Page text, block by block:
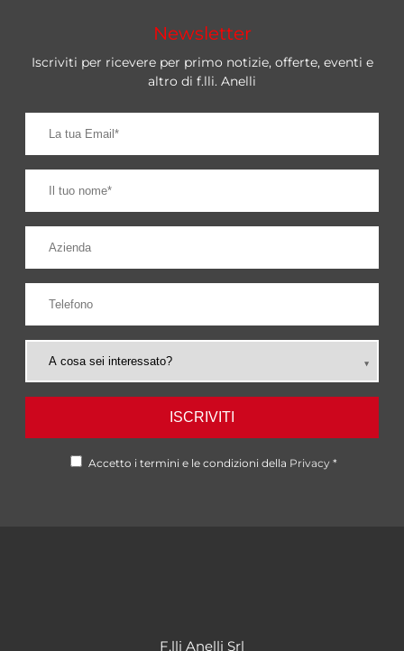
Newsletter
Iscriviti per ricevere per primo notizie, offerte, eventi e
altro di f.lli. Anelli
ISCRIVITI
Accetto i termini e le condizioni della Privacy *
F.lli Anelli Srl